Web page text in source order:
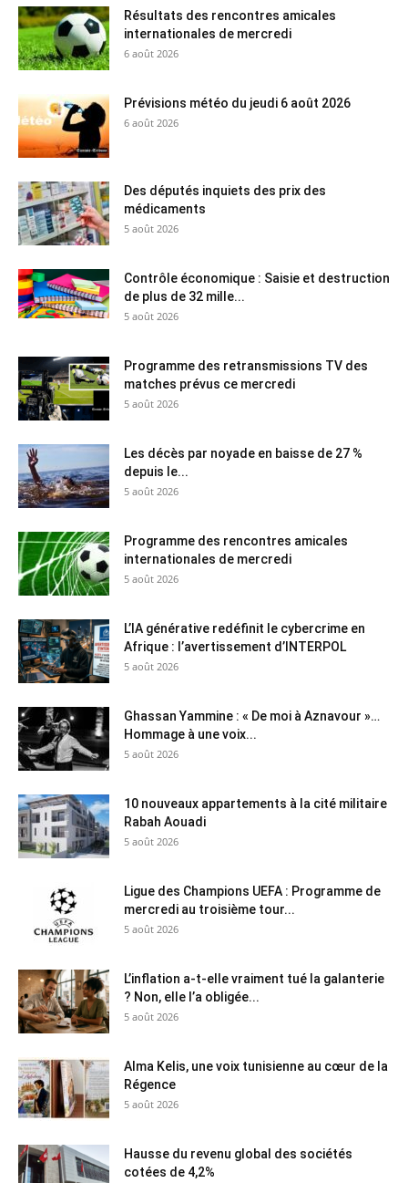
Résultats des rencontres amicales
internationales de mercredi
6 août 2026
Prévisions météo du jeudi 6 août 2026
6 août 2026
Des députés inquiets des prix des
médicaments
5 août 2026
Contrôle économique : Saisie et destruction
de plus de 32 mille...
5 août 2026
Programme des retransmissions TV des
matches prévus ce mercredi
5 août 2026
Les décès par noyade en baisse de 27 %
depuis le...
5 août 2026
Programme des rencontres amicales
internationales de mercredi
5 août 2026
L’IA générative redéfinit le cybercrime en
Afrique : l’avertissement d’INTERPOL
5 août 2026
Ghassan Yammine : « De moi à Aznavour »…
Hommage à une voix...
5 août 2026
10 nouveaux appartements à la cité militaire
Rabah Aouadi
5 août 2026
Ligue des Champions UEFA : Programme de
mercredi au troisième tour...
5 août 2026
L’inflation a-t-elle vraiment tué la galanterie
? Non, elle l’a obligée...
5 août 2026
Alma Kelis, une voix tunisienne au cœur de la
Régence
5 août 2026
Hausse du revenu global des sociétés
cotées de 4,2%